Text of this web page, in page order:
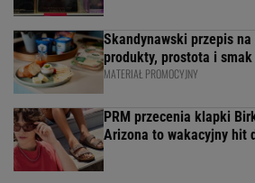
Skandynawski przepis
produkty, prostota i
MATERIAŁ PROMOCYJNY
PRM przecenia klapki
Arizona to wakacyjny hit